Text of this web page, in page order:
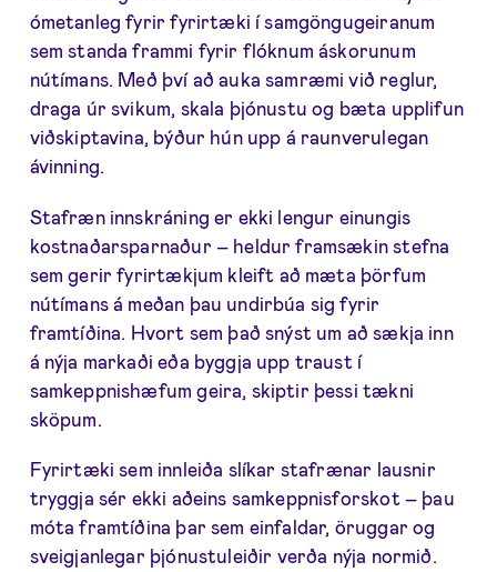
ómetanleg fyrir fyrirtæki í samgöngugeiranum
sem standa frammi fyrir flóknum áskorunum
nútímans. Með því að auka samræmi við reglur,
draga úr svikum, skala þjónustu og bæta upplifun
viðskiptavina, býður hún upp á raunverulegan
ávinning.
Stafræn innskráning er ekki lengur einungis
kostnaðarsparnaður – heldur framsækin stefna
sem gerir fyrirtækjum kleift að mæta þörfum
nútímans á meðan þau undirbúa sig fyrir
framtíðina. Hvort sem það snýst um að sækja inn
á nýja markaði eða byggja upp traust í
samkeppnishæfum geira, skiptir þessi tækni
sköpum.
Fyrirtæki sem innleiða slíkar stafrænar lausnir
tryggja sér ekki aðeins samkeppnisforskot – þau
móta framtíðina þar sem einfaldar, öruggar og
sveigjanlegar þjónustuleiðir verða nýja normið.